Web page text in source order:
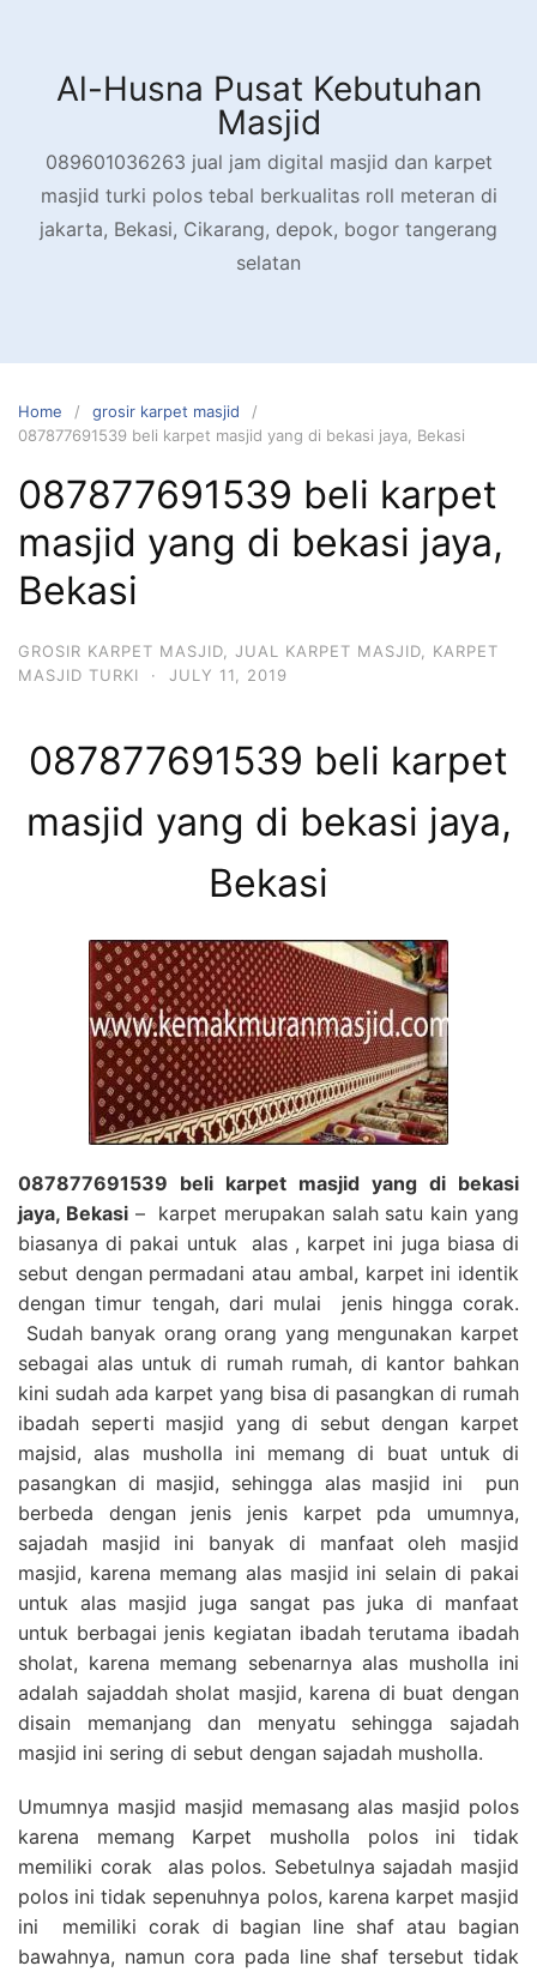
contentAl-Husna Pusat Kebutuhan
Masjid
089601036263 jual jam digital masjid dan karpet
masjid turki polos tebal berkualitas roll meteran di
jakarta, Bekasi, Cikarang, depok, bogor tangerang
selatan
Home
grosir karpet masjid
087877691539 beli karpet masjid yang di bekasi jaya, Bekasi
087877691539 beli karpet
masjid yang di bekasi jaya,
Bekasi
GROSIR KARPET MASJID JUAL KARPET MASJID
KARPET
MASJID TURKI
· JULY 11, 2019
087877691539 beli karpet
masjid yang di bekasi jaya,
Bekasi
087877691539 beli karpet masjid yang di bekasi
jaya, Bekasi– karpet merupakan salah satu kain yang
biasanya di pakai untuk alas , karpet ini juga biasa di
sebut dengan permadani atau ambal, karpet ini identik
dengan timur tengah, dari mulai jenis hingga corak.
Sudah banyak orang orang yang mengunakan karpet
sebagai alas untuk di rumah rumah, di kantor bahkan
kini sudah ada karpet yang bisa di pasangkan di rumah
ibadah seperti masjid yang di sebut dengan karpet
majsid, alas musholla ini memang di buat untuk di
pasangkan di masjid, sehingga alas masjid ini pun
berbeda dengan jenis jenis karpet pda umumnya,
sajadah masjid ini banyak di manfaat oleh masjid
masjid, karena memang alas masjid ini selain di pakai
untuk alas masjid juga sangat pas juka di manfaat
untuk berbagai jenis kegiatan ibadah terutama ibadah
sholat, karena memang sebenarnya alas musholla ini
adalah sajaddah sholat masjid, karena di buat dengan
disain memanjang dan menyatu sehingga sajadah
masjid ini sering di sebut dengan sajadah musholla.
Umumnya masjid masjid memasang alas masjid polos
karena memang Karpet musholla polos ini tidak
memiliki corak alas polos. Sebetulnya sajadah masjid
polos ini tidak sepenuhnya polos, karena karpet masjid
ini memiliki corak di bagian line shaf atau bagian
bawahnya, namun cora pada line shaf tersebut tidak